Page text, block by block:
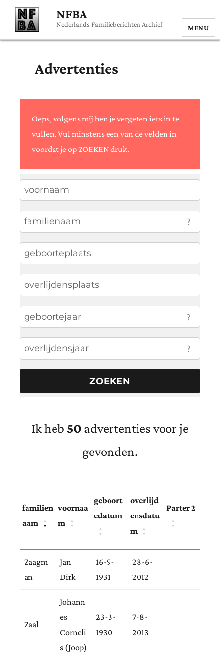
NFBA
Nederlands Familieberichten Archief MENU
Advertenties
Oeps, volgens mij ben je vergeten iets in te
vullen. Vul minstens een van de velden in
voordat je op ZOEKEN druk.
?
?
?
Ik heb 50 advertenties voor je
gevonden.
familien
aam
▲
▼
voornaa
m
▲
▼
geboort
edatum
▲
▼
overlijd
ensdatu
m
▲
▼
Parter 2
▲
▼
Zaagm
an
Jan
Dirk
16-9-
1931
28-6-
2012
Zaal
Johann
es
Corneli
s (Joop)
23-3-
1930
7-8-
2013